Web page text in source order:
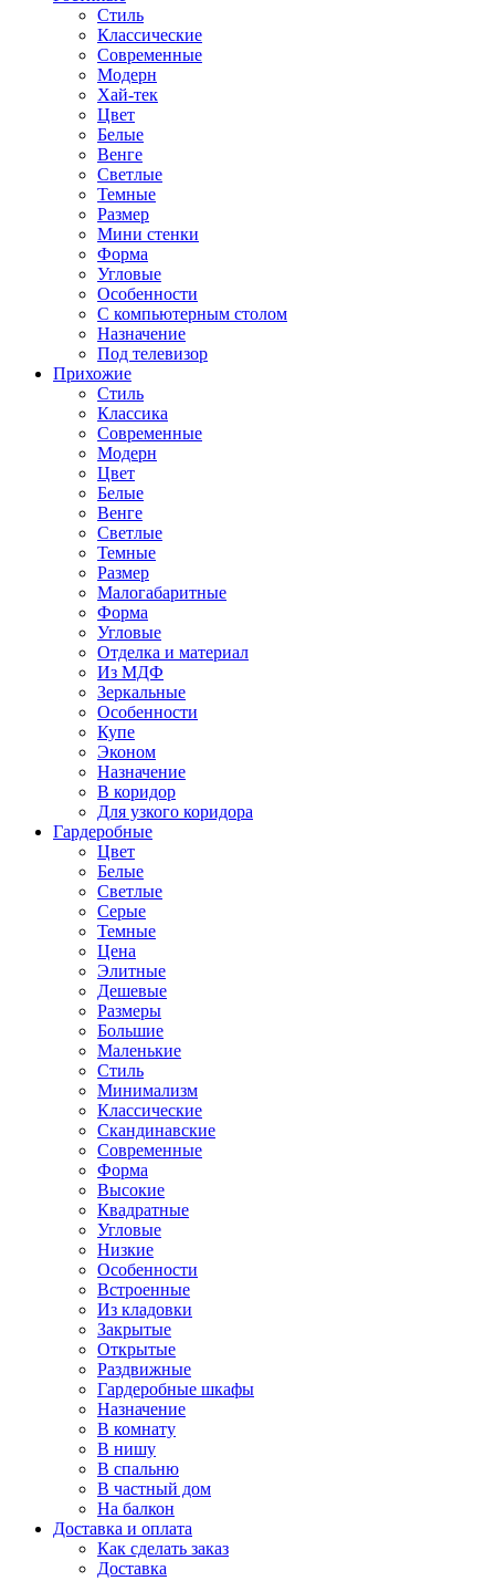
Стиль
Классические
Современные
Модерн
Хай-тек
Цвет
Белые
Венге
Светлые
Темные
Размер
Мини стенки
Форма
Угловые
Особенности
С компьютерным столом
Назначение
Под телевизор
Прихожие
Стиль
Классика
Современные
Модерн
Цвет
Белые
Венге
Светлые
Темные
Размер
Малогабаритные
Форма
Угловые
Отделка и материал
Из МДФ
Зеркальные
Особенности
Купе
Эконом
Назначение
В коридор
Для узкого коридора
Гардеробные
Цвет
Белые
Светлые
Серые
Темные
Цена
Элитные
Дешевые
Размеры
Большие
Маленькие
Стиль
Минимализм
Классические
Скандинавские
Современные
Форма
Высокие
Квадратные
Угловые
Низкие
Особенности
Встроенные
Из кладовки
Закрытые
Открытые
Раздвижные
Гардеробные шкафы
Назначение
В комнату
В нишу
В спальню
В частный дом
На балкон
Доставка и оплата
Как сделать заказ
Доставка